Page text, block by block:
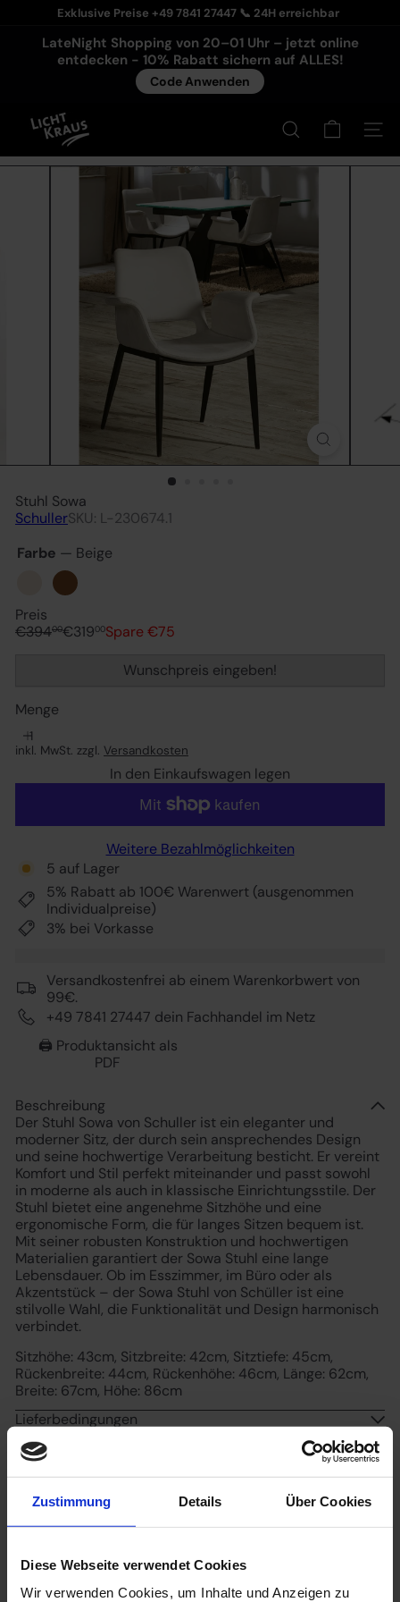
Zustimmung Details Über Cookies
Diese Webseite verwendet Cookies
Wir verwenden Cookies, um Inhalte und Anzeigen zu
Pause Diashow
Exklusive Preise +49 7841 27447 📞 24H erreichbar
LateNight Shopping von 20–01 Uhr – jetzt online
entdecken - 10% Rabatt sichern auf ALLES!
Code Anwenden
Licht-Kraus
Suche
Stuhl Sowa
SchullerSKU: L-230674.1
Farbe — Beige
Braun
Preis
Normaler
€39400
Sonderpreis
€31900Spare €75
Wunschpreis eingeben!
Menge
inkl. MwSt. zzgl. Versandkosten
In den Einkaufswagen legen
Weitere Bezahlmöglichkeiten
5 auf Lager
5% Rabatt ab 100€ Warenwert (ausgenommen
Individualpreise)
3% bei Vorkasse
Versandkostenfrei ab einem Warenkorbwert von
99€.
+49 7841 27447 dein Fachhandel im Netz
🖨️ Produktansicht als
PDF
Beschreibung
Der Stuhl Sowa von Schuller ist ein eleganter und
moderner Sitz, der durch sein ansprechendes Design
und seine hochwertige Verarbeitung besticht. Er vereint
Komfort und Stil perfekt miteinander und passt sowohl
in moderne als auch in klassische Einrichtungsstile. Der
Stuhl bietet eine angenehme Sitzhöhe und eine
ergonomische Form, die für langes Sitzen bequem ist.
Mit seiner robusten Konstruktion und hochwertigen
Materialien garantiert der Sowa Stuhl eine lange
Lebensdauer. Ob im Esszimmer, im Büro oder als
Akzentstück – der Sowa Stuhl von Schüller ist eine
stilvolle Wahl, die Funktionalität und Design harmonisch
verbindet.
Sitzhöhe: 43cm, Sitzbreite: 42cm, Sitztiefe: 45cm,
Rückenbreite: 44cm, Rückenhöhe: 46cm, Länge: 62cm,
Breite: 67cm, Höhe: 86cm
Lieferbedingungen
Herstellerangaben
Kundenbewertungen
Schreiben Sie die erste Produktbewertung
schreiben